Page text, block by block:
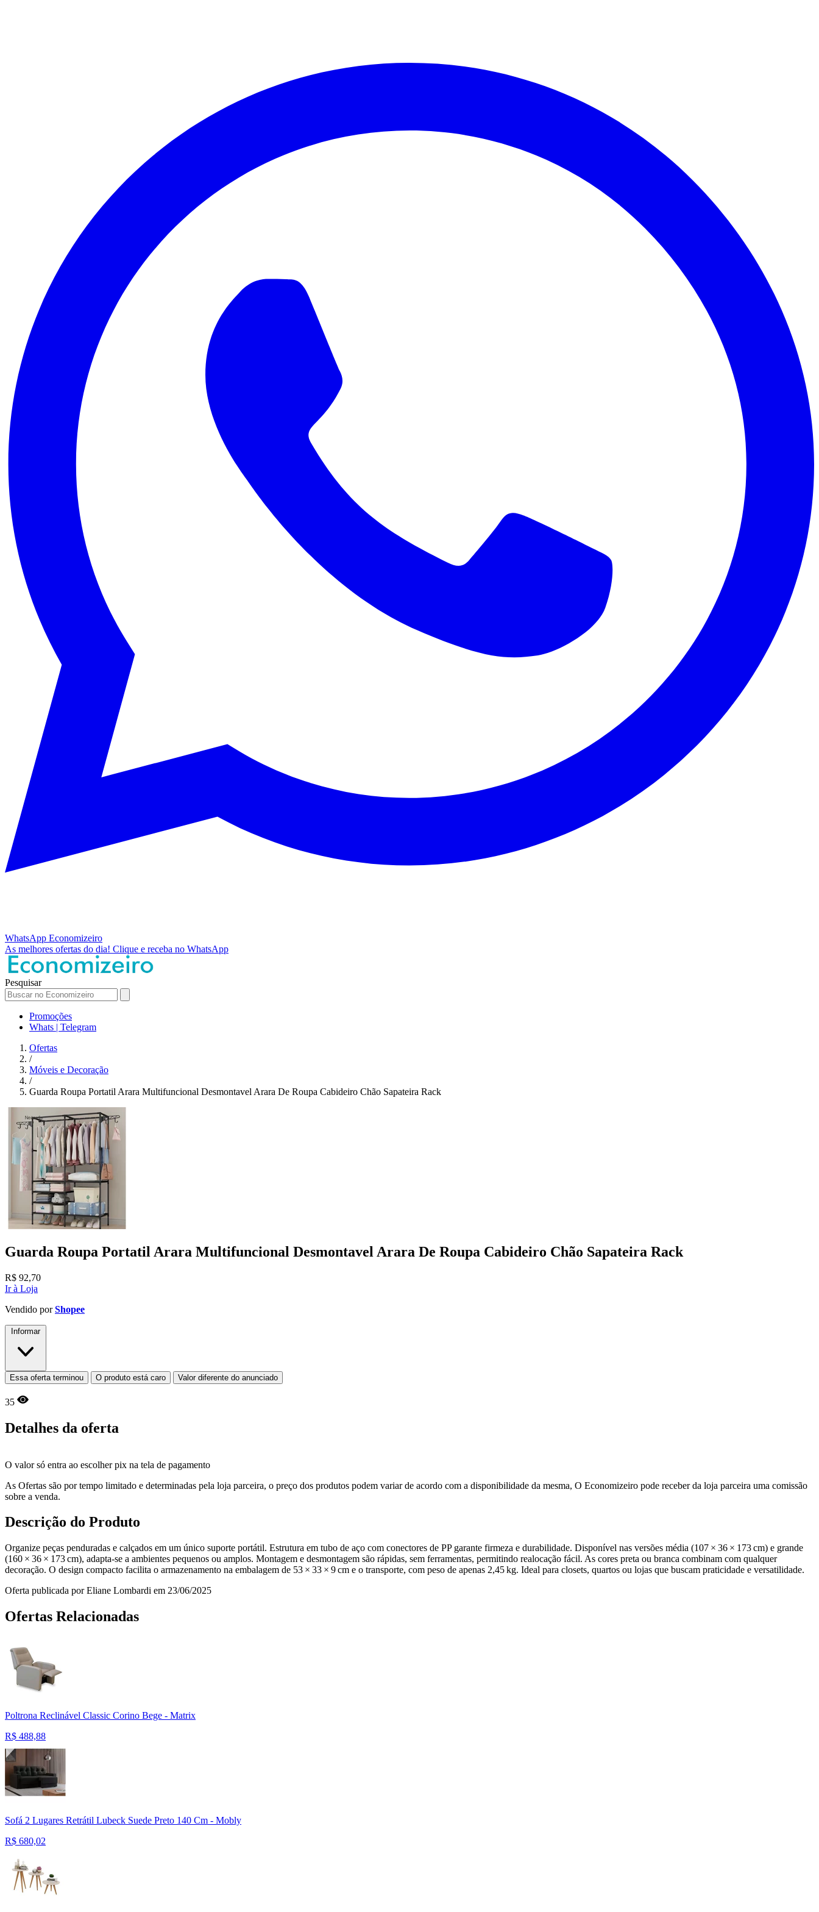
WhatsApp Economizeiro
As melhores ofertas do dia! Clique e receba no WhatsApp
Pesquisar
Promoções
Whats | Telegram
Ofertas
/
Móveis e Decoração
/
Guarda Roupa Portatil Arara Multifuncional Desmontavel Arara De Roupa Cabideiro Chão Sapateira Rack
Guarda Roupa Portatil Arara Multifuncional Desmontavel Arara De Roupa Cabideiro Chão Sapateira Rack
R$ 92,70
Ir à Loja
Vendido porShopee
Informar
Essa oferta terminou O produto está caro Valor diferente do anunciado
35
Detalhes da oferta
O valor só entra ao escolher pix na tela de pagamento
As Ofertas são por tempo limitado e determinadas pela loja parceira, o preço dos produtos podem variar de acordo com a disponibilidade da mesma, O Economizeiro pode receber da loja parceira uma comissão
sobre a venda.
Descrição do Produto
Organize peças penduradas e calçados em um único suporte portátil. Estrutura em tubo de aço com conectores de PP garante firmeza e durabilidade. Disponível nas versões média (107 × 36 × 173 cm) e grande
(160 × 36 × 173 cm), adapta-se a ambientes pequenos ou amplos. Montagem e desmontagem são rápidas, sem ferramentas, permitindo realocação fácil. As cores preta ou branca combinam com qualquer
decoração. O design compacto facilita o armazenamento na embalagem de 53 × 33 × 9 cm e o transporte, com peso de apenas 2,45 kg. Ideal para closets, quartos ou lojas que buscam praticidade e versatilidade.
Oferta publicada por Eliane Lombardi em 23/06/2025
Ofertas Relacionadas
Poltrona Reclinável Classic Corino Bege - Matrix
R$ 488,88
Sofá 2 Lugares Retrátil Lubeck Suede Preto 140 Cm - Mobly
R$ 680,02